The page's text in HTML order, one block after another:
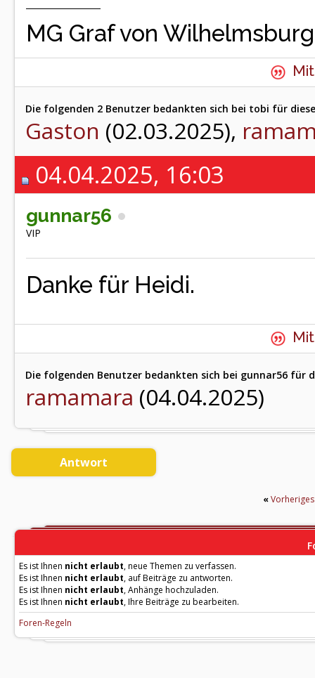
MG Graf von Wilhelmsburg
Die folgenden 2 Benutzer bedankten sich bei tobi für
Gaston (02.03.2025),
04.04.2025, 16:03
gunnar56
VIP
Danke für Heidi.
Die folgenden Benutzer bedankten sich bei gunnar56 für
ramamara (04.04.2025)
Antwort
«
Es ist Ihnen nicht erlaubt, neue Themen zu verfassen.
Es ist Ihnen nicht erlaubt, auf Beiträge zu antworten.
Es ist Ihnen nicht erlaubt, Anhänge hochzuladen.
Es ist Ihnen nicht erlaubt, Ihre Beiträge zu bearbeiten.
Foren-Regeln